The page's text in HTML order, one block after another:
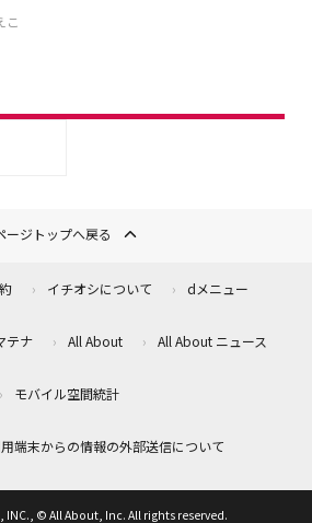
こ
ージトップへ戻る
イチオシについて dメニュー
テナ All About All About ニュース
モバイル空間統計
端末からの情報の外部送信について
INC., © All About, Inc. All rights reserved.